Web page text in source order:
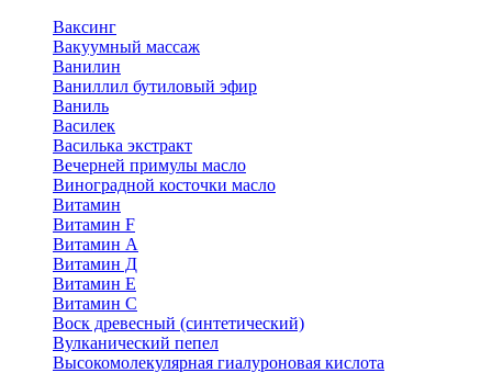
Ваксинг
Вакуумный массаж
Ванилин
Ваниллил бутиловый эфир
Ваниль
Василек
Василька экстракт
Вечерней примулы масло
Виноградной косточки масло
Витамин
Витамин F
Витамин А
Витамин Д
Витамин Е
Витамин С
Воск древесный (синтетический)
Вулканический пепел
Высокомолекулярная гиалуроновая кислота